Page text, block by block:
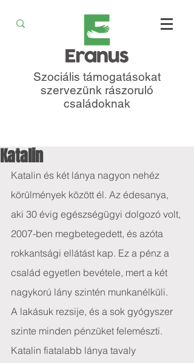
Szociális támogatásokat
szervezünk rászoruló
családoknak
Katalin
Katalin és két lánya nagyon nehéz
körülmények között él. Az édesanya,
aki 30 évig egészségügyi dolgozó volt,
2007-ben megbetegedett, és azóta
rokkantsági ellátást kap. Ez a pénz a
család egyetlen bevétele, mert a két
nagykorú lány szintén munkanélküli.
A lakásuk rezsije, és a sok gyógyszer
szinte minden pénzüket felemészti.
Katalin fiatalabb lánya tavaly